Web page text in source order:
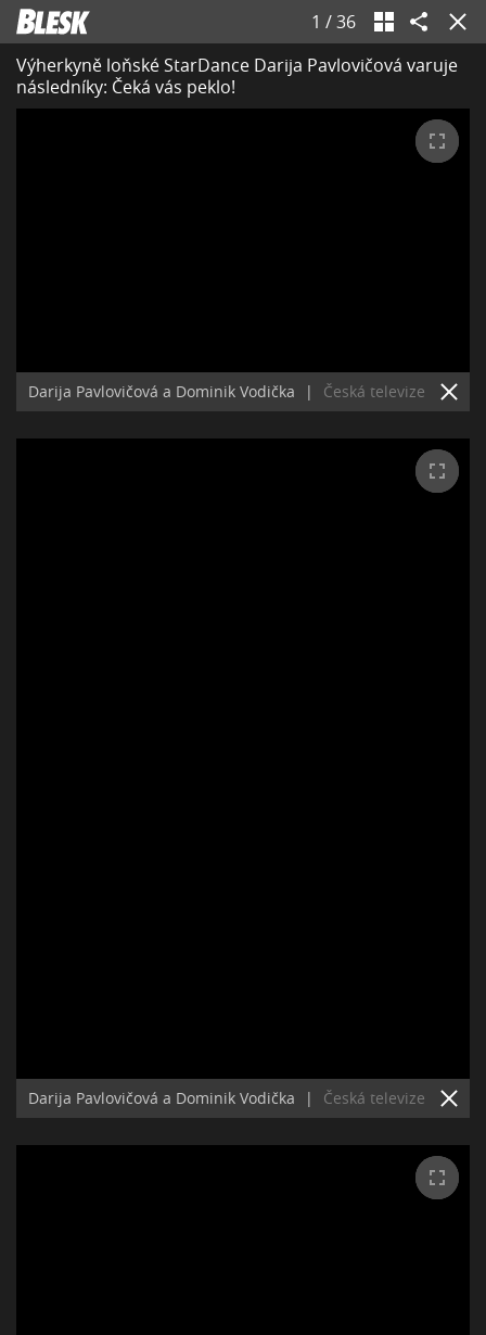
1 /36
Výherkyně loňské StarDance Darija Pavlovičová varuje
následníky: Čeká vás peklo!
Darija Pavlovičová a Dominik Vodička | Česká televize
Darija Pavlovičová a Dominik Vodička | Česká televize